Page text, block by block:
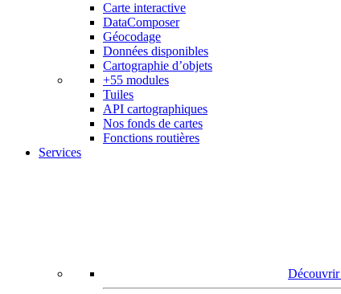
Carte interactive
DataComposer
Géocodage
Données disponibles
Cartographie d’objets
+55 modules
Tuiles
API cartographiques
Nos fonds de cartes
Fonctions routières
Services
Découvrir